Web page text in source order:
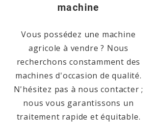
machine
Vous possédez une machine
agricole à vendre ? Nous
recherchons constamment des
machines d'occasion de qualité.
N'hésitez pas à nous contacter ;
nous vous garantissons un
traitement rapide et équitable.